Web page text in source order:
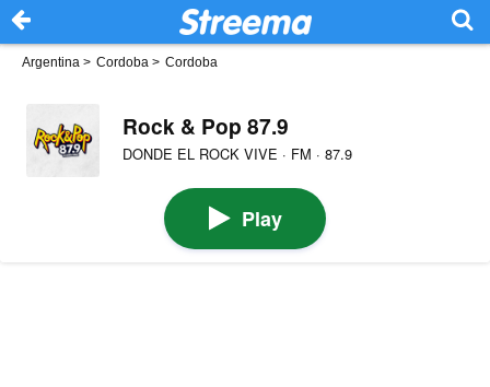
Argentina > Cordoba > Cordoba
Rock & Pop 87.9
DONDE EL ROCK VIVE · FM · 87.9
Play